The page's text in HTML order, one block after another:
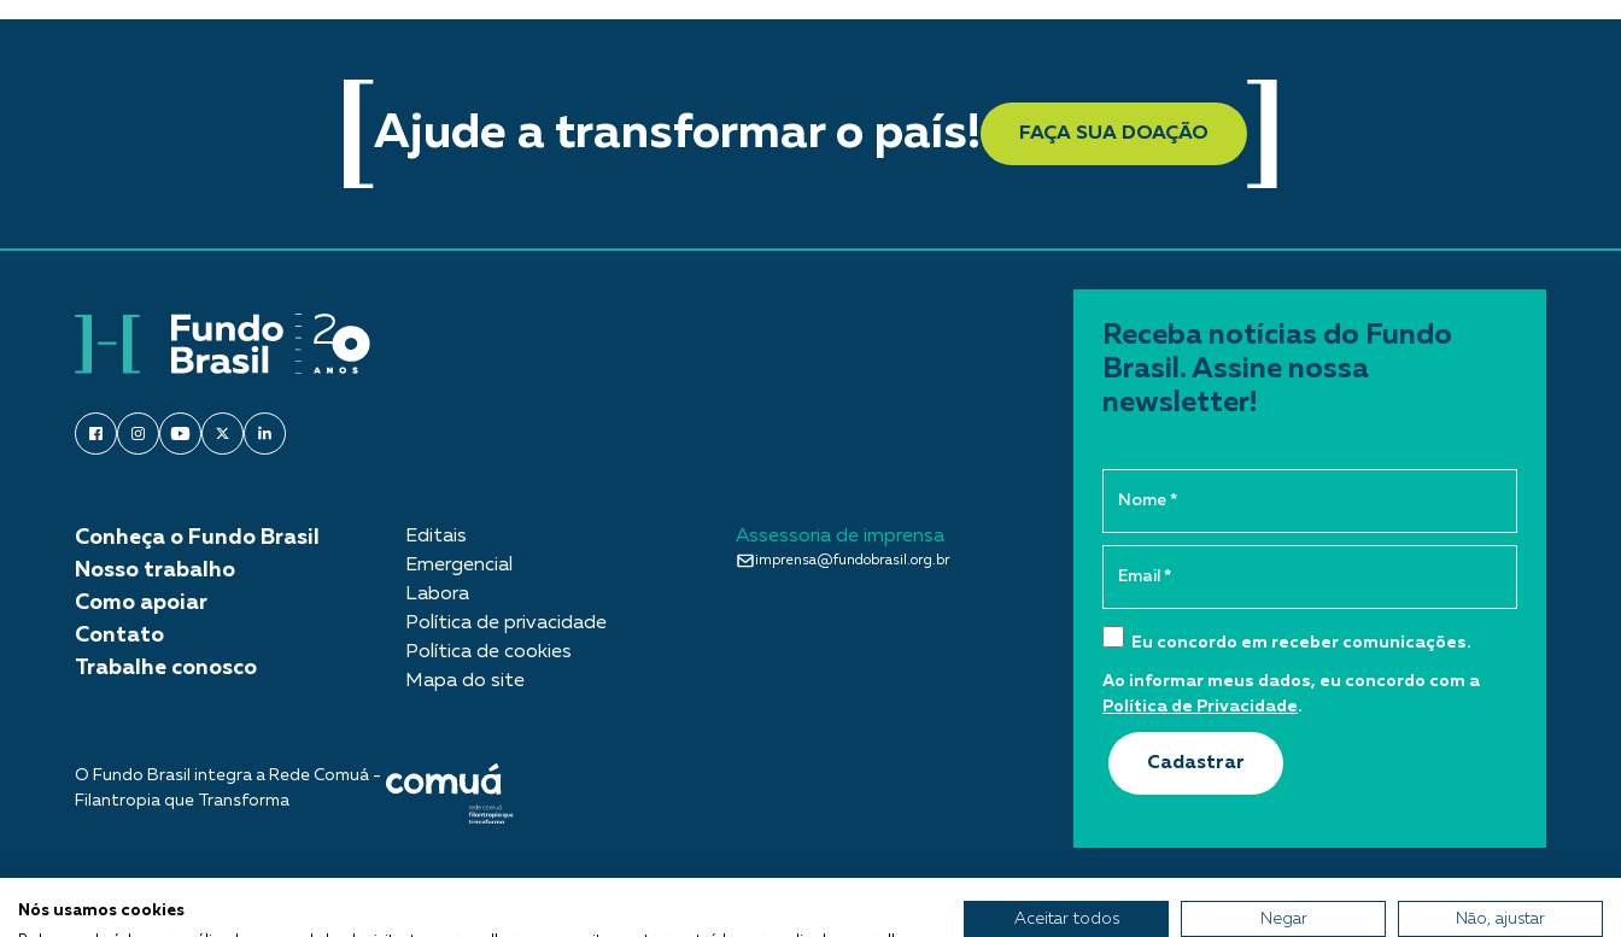
Ajude a transformar o país! FAÇA SUA DOAÇÃO
Conheça o Fundo Brasil
Nosso trabalho
Como apoiar
Contato
Trabalhe conosco
Editais
Emergencial
Labora
Política de privacidade
Política de cookies
Mapa do site
Assessoria de imprensa
imprensa@fundobrasil.org.br
O Fundo Brasil integra a Rede Comuá -
Filantropia que Transforma
Receba notícias do Fundo
Brasil. Assine nossa
newsletter!
Eu concordo em receber comunicações.
Ao informar meus dados, eu concordo com a
Política de Privacidade.
Cadastrar
Nós usamos cookies Aceitar todos Negar Não, ajustar